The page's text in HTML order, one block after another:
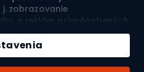
zobrazovanie
a reklám prispôsobených
ich účinnosti. Súbory
identifikátory môžu byť
tak aj na
aktivity – v závislosti od
Sportano